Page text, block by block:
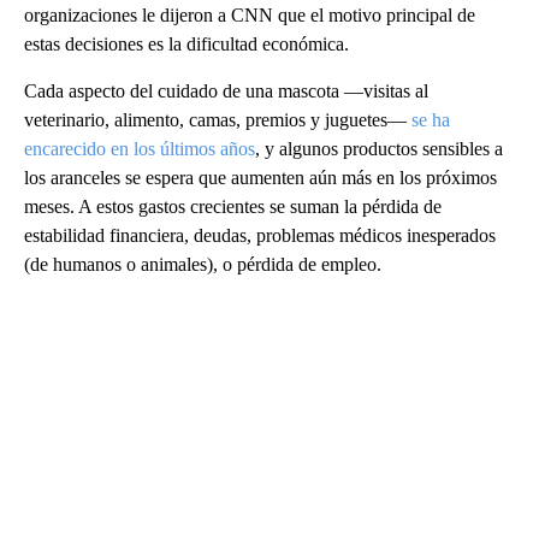
organizaciones le dijeron a CNN que el motivo principal de
estas decisiones es la dificultad económica.
Cada aspecto del cuidado de una mascota —visitas al
veterinario, alimento, camas, premios y juguetes— se ha
encarecido en los últimos años, y algunos productos sensibles a
los aranceles se espera que aumenten aún más en los próximos
meses. A estos gastos crecientes se suman la pérdida de
estabilidad financiera, deudas, problemas médicos inesperados
(de humanos o animales), o pérdida de empleo.